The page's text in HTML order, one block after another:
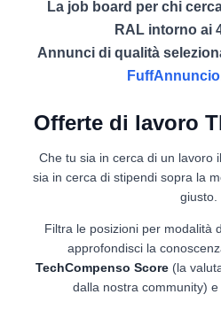
La job board per chi
RAL intorno ai
Annunci di qualità
Offerte di lavoro
Che tu sia in cerca di un lavoro
sia in cerca di stipendi sopra la
giusto.
Filtra le posizioni per modalità
approfondisci la
TechCompenso Score(la
dalla nostra community) e